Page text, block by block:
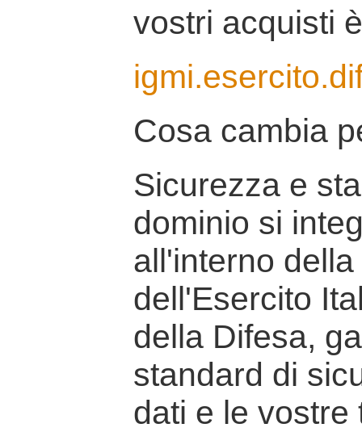
vostri acquisti
Cosa cambia
Sicurezza e
dominio si
all'interno
dell'Esercito
della Difesa,
standard di
dati e le vostre